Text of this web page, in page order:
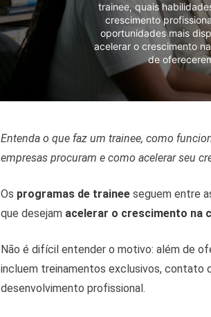
trainee, quais
crescimento
oportunidades mais
acelerar o crescimento
de
Entenda o que faz um trainee, como
empresas procuram e como acelerar seu
Os programas de trainee seguem entre
que desejam acelerar o crescimento na
Não é difícil entender o motivo: além de
incluem treinamentos exclusivos, contato
desenvolvimento profissional.